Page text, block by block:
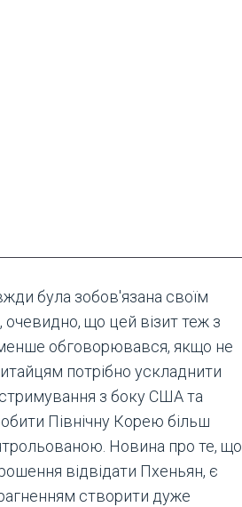
була зобов'язана своїм
що цей візит теж з
обговорювався, якщо не
потрібно ускладнити
стримування з боку США та
Північну Корею більш
Новина про те, що
відвідати Пхеньян, є
створити дуже